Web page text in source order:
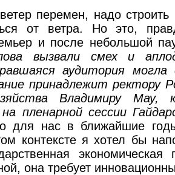
перемен, надо
от ветра. Но это,
и после небольшой
вызвали смех и
аудитория
принадлежит ректору
Владимиру Мау,
пленарной сессии
для нас в ближайшие
контексте я хотел бы
она требует